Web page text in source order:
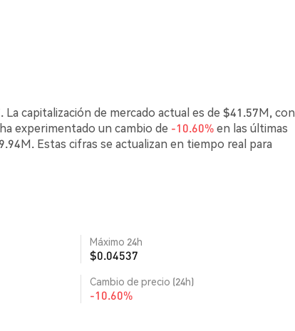
capitalización de mercado actual es de $41.57M, con
experimentado un cambio de -10.60%en las últimas
Estas cifras se actualizan en tiempo real para
Máximo 24h
$0.04537
Cambio de precio (24h)
-10.60%